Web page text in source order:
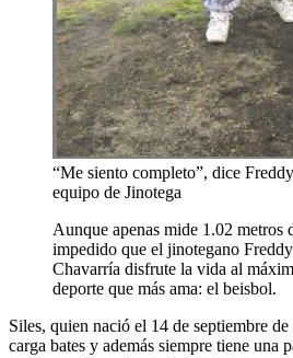
“Me siento completo”, dice
equipo de Jinotega
Aunque apenas mide 1.02 metros
impedido que el jinotegano
Chavarría disfrute la vida al
deporte que más ama: el beisbol.
Siles, quien nació el 14 de septiembre
carga bates y además siempre tiene una